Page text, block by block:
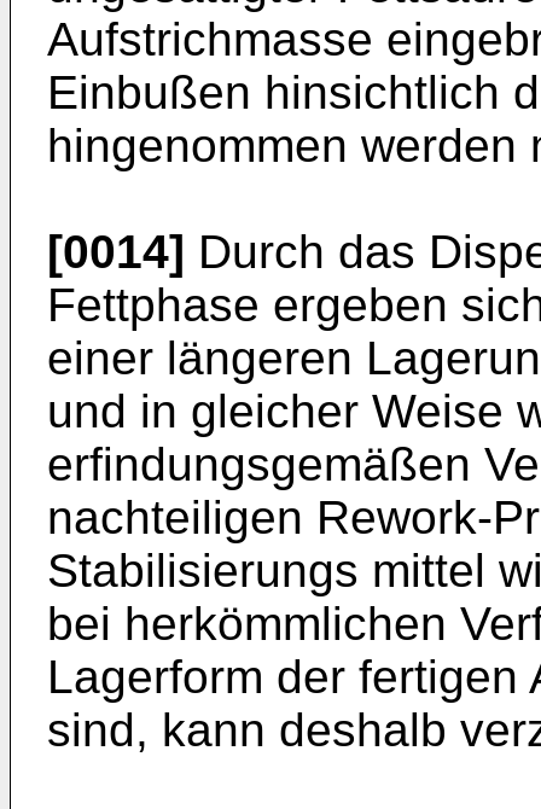
Aufstrichmasse
Einbußen hinsichtlich
hingenommen werden
[0014] Durch das
Fettphase ergeben
einer längeren
und in gleicher Weise
erfindungsgemäßen
nachteiligen Rework-
Stabilisierungs mittel
bei herkömmlichen
Lagerform der fertigen
sind, kann deshalb